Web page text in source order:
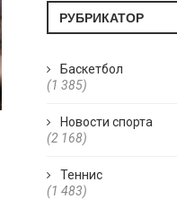
РУБРИКАТОР
Баскетбол
(1 385)
Новости спорта
(2 168)
Теннис
(1 483)